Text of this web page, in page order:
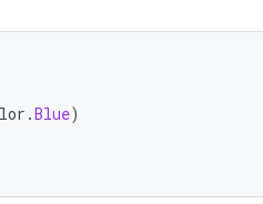
.Blue)